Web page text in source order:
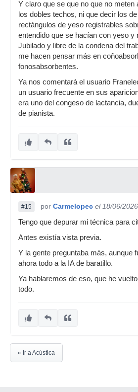
Y claro que se que no que no meten
los dobles techos, ni que decir los
rectángulos de yeso registrables
entendido que se hacían con yeso y
Jubilado y libre de la condena del
me hacen pensar más en
fonosabsorbentes.
Ya nos comentará el usuario
un usuario frecuente en sus
era uno del congeso de lactancia,
de pianista.
#15 por Carmelopec el 18/06/2026
Tengo que depurar mi técnica para
Antes existía vista previa.
Y la gente preguntaba más, aunque
ahora todo a la IA de baratillo.
Ya hablaremos de eso, que he
todo.
« Ir a Acústica